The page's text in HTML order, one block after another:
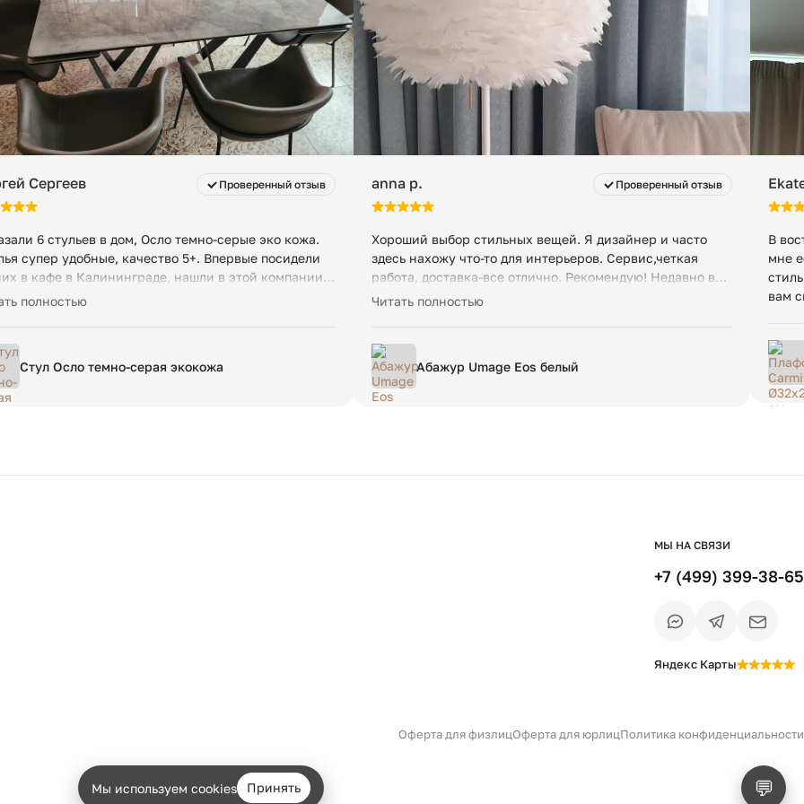
не требуется
шт
кг
момента готовности к отгрузке. После этого
стоимость — 200 ₽ в сутки за заказ, даже
Сергеев Проверенный отзыв
6 стульев в дом, Осло темно-серые эко кожа.
супер удобные, качество 5+. Впервые посидели
в кафе в Калининграде, нашли в этой компании,
скидку, лояльные ребята!
полностью
Стул Осло темно-серая экокожа
anna p. Проверенный отзыв
Хороший выбор стильных вещей. Я дизайнер и часто
здесь нахожу что-то для интерьеров. Сервис,четкая
работа, доставка-все отлично. Рекомендую! Недавно вот
такой светильник привезли-оригинальный, топчик👍
Читать полностью
Абажур Umage Eos белый
В
мне
вам
МЫ НА СВЯЗИ
+7 (499) 399-38-65
Яндекс Карты
Оферта для физлицОферта для юрлицПолитика конфиденциальности
💬
Мы используем cookies Принять